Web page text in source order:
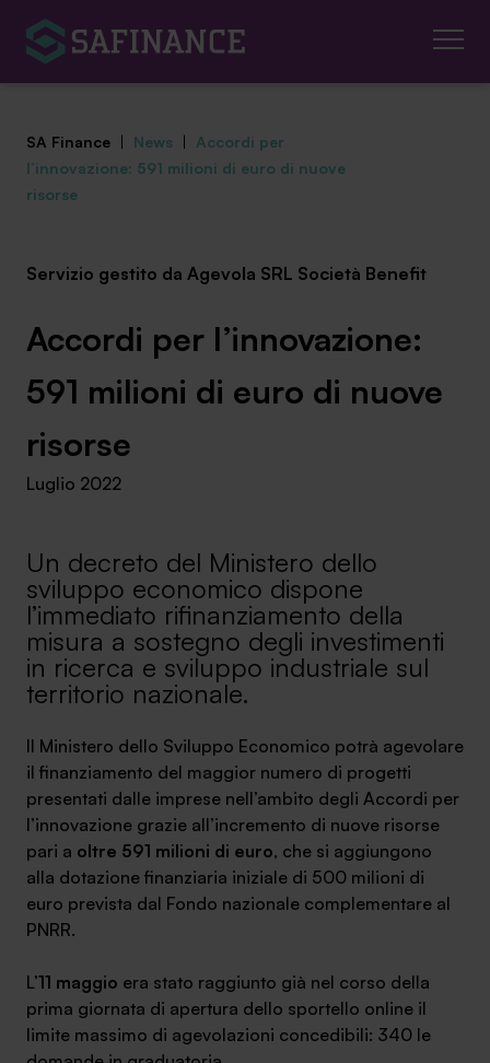
Centro studi
News ed eventi
Chi siamo
Contatti
Lavora con noi
+030.3540104
SA Finance | News | Accordi per
l’innovazione: 591 milioni di euro di nuove
risorse
Servizio gestito da Agevola SRL Società Benefit
Accordi per l’innovazione:
591 milioni di euro di nuove
risorse
Luglio 2022
Un decreto del Ministero dello
sviluppo economico dispone
l’immediato rifinanziamento della
misura a sostegno degli investimenti
in ricerca e sviluppo industriale sul
territorio nazionale.
Il Ministero dello Sviluppo Economico potrà agevolare
il finanziamento del maggior numero di progetti
presentati dalle imprese nell’ambito degli Accordi per
l’innovazione grazie all’incremento di nuove risorse
pari a oltre 591 milioni di euro, che si aggiungono
alla dotazione finanziaria iniziale di 500 milioni di
euro prevista dal Fondo nazionale complementare al
PNRR.
L’11 maggio era stato raggiunto già nel corso della
prima giornata di apertura dello sportello online il
limite massimo di agevolazioni concedibili: 340 le